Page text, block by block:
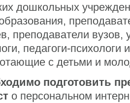
дошкольных
преподаватели вузов,
педагоги-психологи
с детьми и
подготовить
о персональном